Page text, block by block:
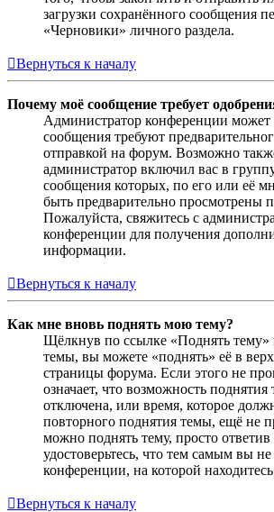
загрузки сохранённого сообщения
«Черновики» личного раздела.
Вернуться к началу
Почему моё сообщение требует
Администратор конференции может
сообщения требуют
отправкой на форум. Возможно
администратор включил вас в
сообщения которых, по его или её
быть предварительно просмотрены
Пожалуйста, свяжитесь с
конференции для получения
информации.
Вернуться к началу
Как мне вновь поднять мою тему?
Щёлкнув по ссылке «Поднять тему»
темы, вы можете «поднять» её в
страницы форума. Если этого не
означает, что возможность
отключена, или время, которое
повторного поднятия темы, ещё не
можно поднять тему, просто ответив
удостоверьтесь, что тем самым вы
конференции, на которой
Вернуться к началу